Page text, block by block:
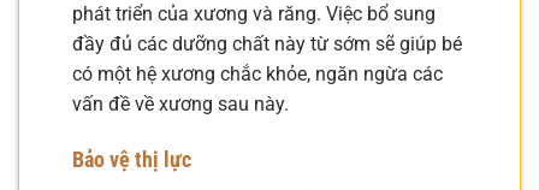
phát triển của xương và răng. Việc bổ sung
đầy đủ các dưỡng chất này từ sớm sẽ giúp bé
có một hệ xương chắc khỏe, ngăn ngừa các
vấn đề về xương sau này.
Bảo vệ thị lực